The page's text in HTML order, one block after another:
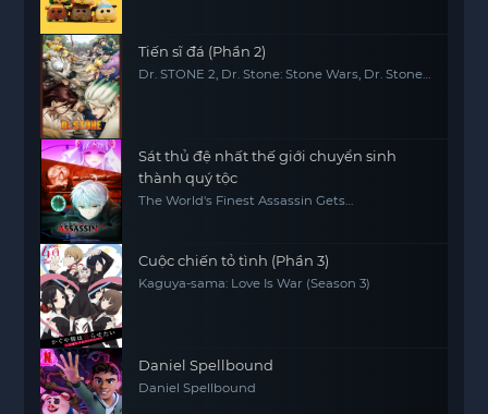
Tiến sĩ đá (Phần 2)
Dr. STONE 2, Dr. Stone: Stone Wars, Dr. Stone
Sát thủ đệ nhất thế giới chuyển sinh
thành quý tộc
The World's Finest Assassin Gets
Cuộc chiến tỏ tình (Phần 3)
Kaguya-sama: Love Is War (Season 3)
Daniel Spellbound
Daniel Spellbound